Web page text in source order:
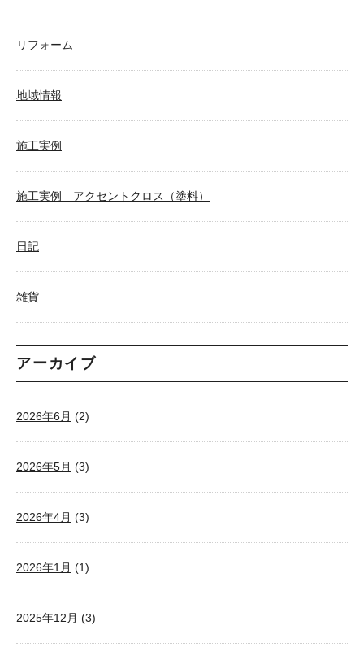
リフォーム
地域情報
施工実例
施工実例 アクセントクロス（塗料）
日記
雑貨
アーカイブ
2026年6月 (2)
2026年5月 (3)
2026年4月 (3)
2026年1月 (1)
2025年12月 (3)